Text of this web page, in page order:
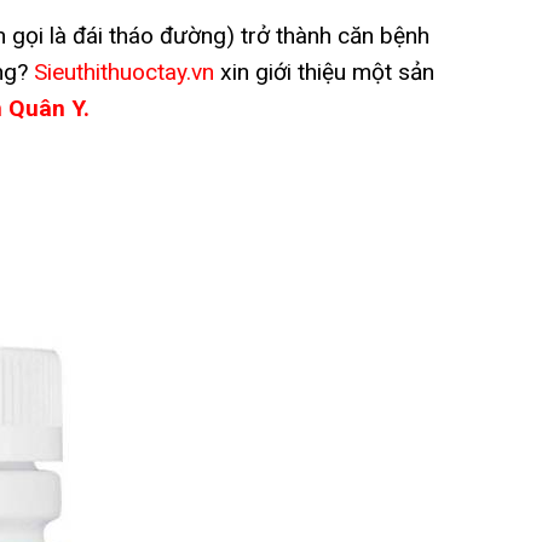
là đái tháo đường) trở thành căn bệnh
Sieuthithuoctay.vn xin giới thiệu một sản
Y.